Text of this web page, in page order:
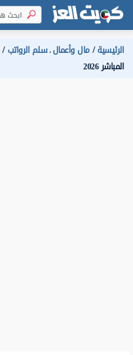
الرئيسية مال وأعمال،سلم الرواتب
المباشر 2026